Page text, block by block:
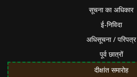
सूचना का अधिकार
ई-निविदा
अधिसूचना / परिपत्र
पूर्व छात्रों
दीक्षांत समारोह